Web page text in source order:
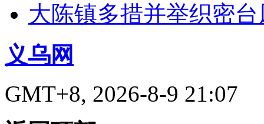
大陈镇多措并举织密
义乌网
GMT+8, 2026-8-9 21:07